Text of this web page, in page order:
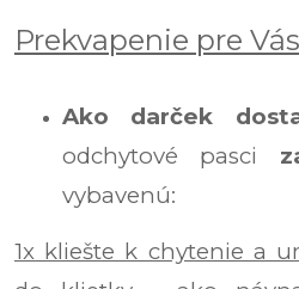
Prekvapenie pre Vás
Ako darček
odchytové pasci
vybavenú:
1x kliešte k chytenie a